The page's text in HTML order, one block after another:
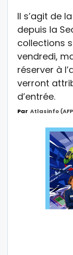
Il s’agit de
depuis la
collections
vendredi,
réserver à
verront
d’entrée.
Par Atlasinfo